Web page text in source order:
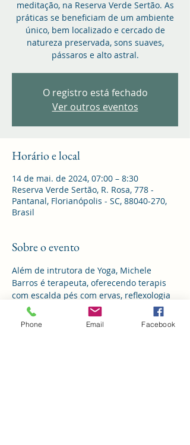
meditação, na Reserva Verde Sertão. As
práticas se beneficiam de um ambiente
único, bem localizado e cercado de
natureza preservada, sons suaves,
pássaros e alto astral.
O registro está fechado
Ver outros eventos
Horário e local
14 de mai. de 2024, 07:00 – 8:30
Reserva Verde Sertão, R. Rosa, 778 -
Pantanal, Florianópolis - SC, 88040-270,
Brasil
Sobre o evento
Além de intrutora de Yoga, Michele
Barros é terapeuta, oferecendo terapis
com escalda pés com ervas, reflexologia
podal, Reiki, cristalterapia, pedras
quentes, bambuterapia,  etendimento de
Phone Email Facebook